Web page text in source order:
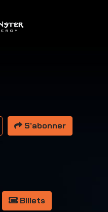
S’abonner
Billets